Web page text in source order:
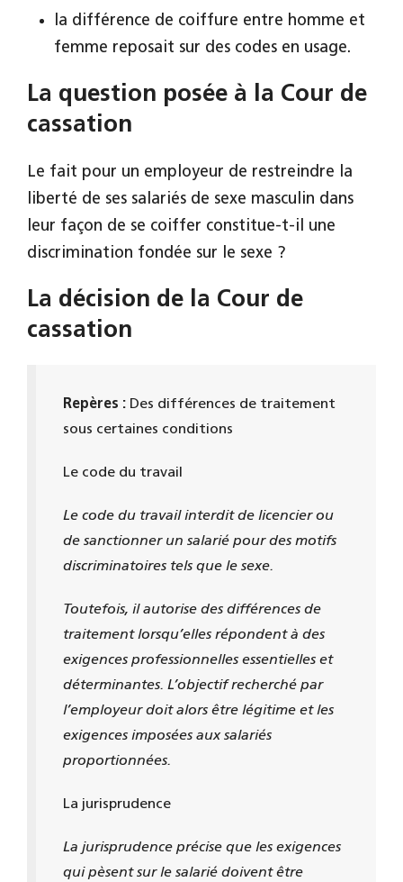
la différence de coiffure entre homme et
femme reposait sur des codes en usage.
La question posée à la Cour de
cassation
Le fait pour un employeur de restreindre la
liberté de ses salariés de sexe masculin dans
leur façon de se coiffer constitue-t-il une
discrimination fondée sur le sexe ?
La décision de la Cour de
cassation
Repères : Des différences de traitement
sous certaines conditions
Le code du travail
Le code du travail interdit de licencier ou
de sanctionner un salarié pour des motifs
discriminatoires tels que le sexe.
Toutefois, il autorise des différences de
traitement lorsqu’elles répondent à des
exigences professionnelles essentielles et
déterminantes. L’objectif recherché par
l’employeur doit alors être légitime et les
exigences imposées aux salariés
proportionnées.
La jurisprudence
La jurisprudence précise que les exigences
qui pèsent sur le salarié doivent être